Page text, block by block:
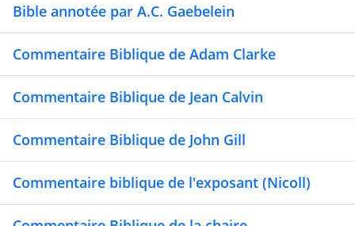
Bible annotée par A.C. Gaebelein
Commentaire Biblique de Adam Clarke
Commentaire Biblique de Jean Calvin
Commentaire Biblique de John Gill
Commentaire biblique de l'exposant (Nicoll)